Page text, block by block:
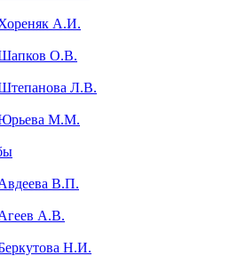
А.И.
О.В.
Л.В.
М.М.
В.П.
А.В.
Н.И.